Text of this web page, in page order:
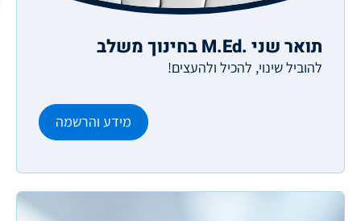
תואר שני .M.Ed בחינוך משלב
להוביל שינוי, להכיל ולהעצים!
מידע והרשמה